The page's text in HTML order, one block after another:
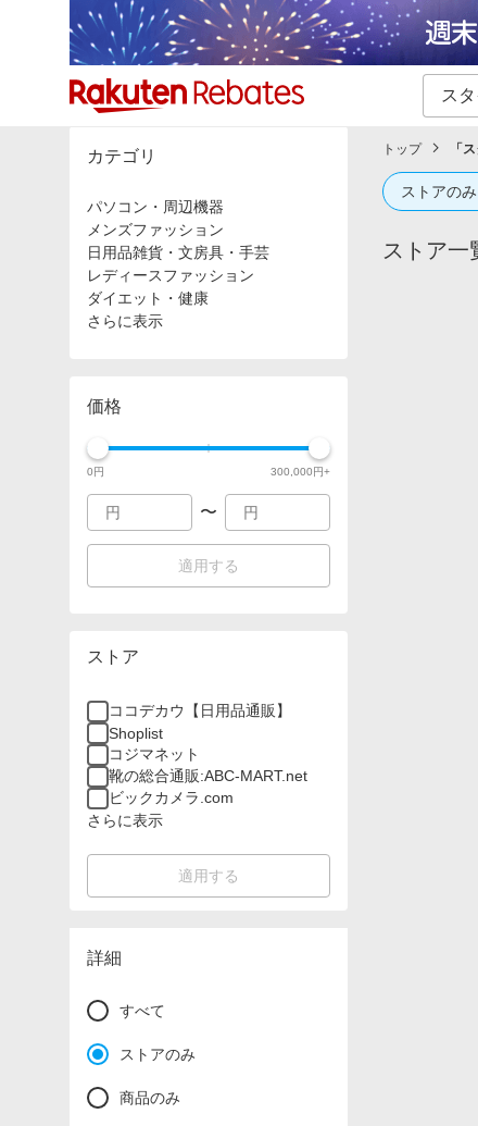
カテゴリー一覧 イベント一覧
カテゴリ
パソコン・周辺機器
メンズファッション
日用品雑貨・文房具・手芸
レディースファッション
ダイエット・健康
さらに表示
価格
0円 300,000円+
〜
適用する
ストア
ココデカウ【日用品通販】
Shoplist
コジマネット
靴の総合通販:ABC-MART.net
ビックカメラ.com
さらに表示
適用する
詳細
すべて
ストアのみ
商品のみ
トップ 「
ストアのみ
ストア一